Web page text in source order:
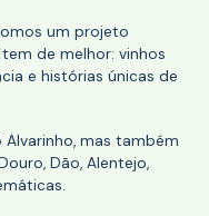
um projeto
de melhor: vinhos
e histórias únicas de
mas também
Dão, Alentejo,